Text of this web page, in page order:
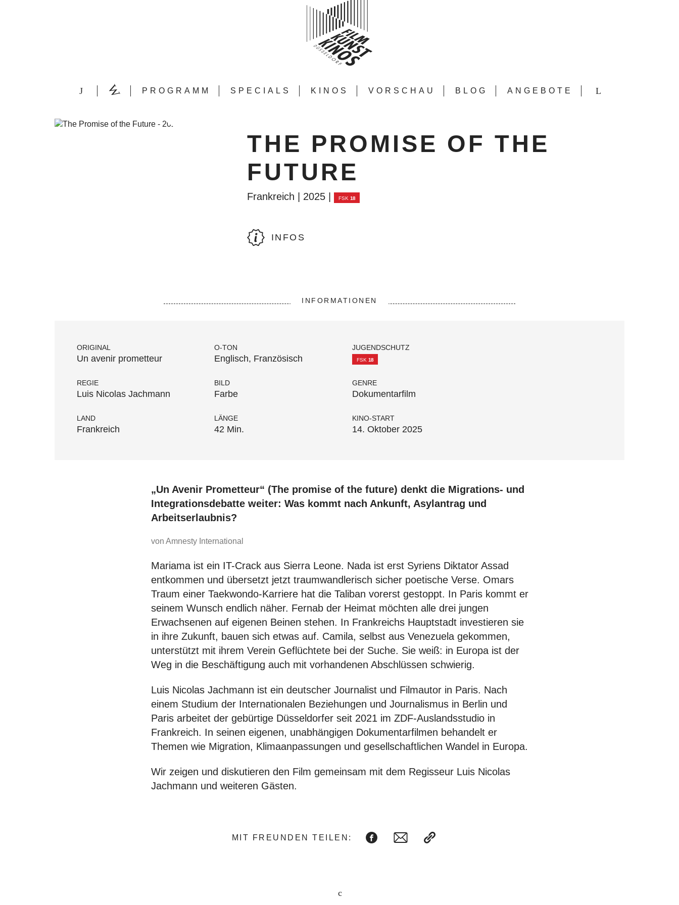
PROGRAMM SPECIALS KINOS VORSCHAU BLOG ANGEBOTE
THE PROMISE OF THE
FUTURE
Frankreich | 2025 | FSK 18
INFOS
INFORMATIONEN
ORIGINAL
Un avenir prometteur
REGIE
Luis Nicolas Jachmann
LAND
Frankreich
O-TON
Englisch, Französisch
BILD
Farbe
LÄNGE
42 Min.
JUGENDSCHUTZ
FSK 18
GENRE
Dokumentarfilm
KINO-START
14. Oktober 2025
„Un Avenir Prometteur“ (The promise of the future) denkt die Migrations- und
Integrationsdebatte weiter: Was kommt nach Ankunft, Asylantrag und
Arbeitserlaubnis?
von Amnesty International
Mariama ist ein IT-Crack aus Sierra Leone. Nada ist erst Syriens Diktator Assad
entkommen und übersetzt jetzt traumwandlerisch sicher poetische Verse. Omars
Traum einer Taekwondo-Karriere hat die Taliban vorerst gestoppt. In Paris kommt er
seinem Wunsch endlich näher. Fernab der Heimat möchten alle drei jungen
Erwachsenen auf eigenen Beinen stehen. In Frankreichs Hauptstadt investieren sie
in ihre Zukunft, bauen sich etwas auf. Camila, selbst aus Venezuela gekommen,
unterstützt mit ihrem Verein Geflüchtete bei der Suche. Sie weiß: in Europa ist der
Weg in die Beschäftigung auch mit vorhandenen Abschlüssen schwierig.
Luis Nicolas Jachmann ist ein deutscher Journalist und Filmautor in Paris. Nach
einem Studium der Internationalen Beziehungen und Journalismus in Berlin und
Paris arbeitet der gebürtige Düsseldorfer seit 2021 im ZDF-Auslandsstudio in
Frankreich. In seinen eigenen, unabhängigen Dokumentarfilmen behandelt er
Themen wie Migration, Klimaanpassungen und gesellschaftlichen Wandel in Europa.
Wir zeigen und diskutieren den Film gemeinsam mit dem Regisseur Luis Nicolas
Jachmann und weiteren Gästen.
MIT FREUNDEN TEILEN: